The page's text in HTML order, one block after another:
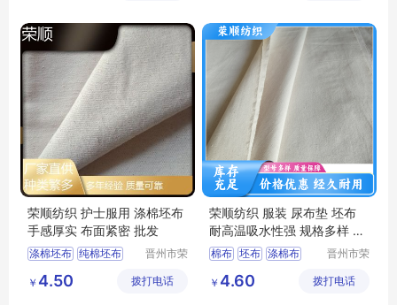
荣顺纺织 护士服用 涤棉坯布
手感厚实 布面紧密 批发
涤棉坯布 纯棉坯布
涤棉起绒布
平纹坯布
晋州市荣
限公司
￥ 4.50 拨打电话
荣顺纺织 服装 尿布垫 坯布
耐高温吸水性强 规格多样 可
定制
棉布 坯布 涤棉布
晋州市荣
限公司
￥ 4.60 拨打电话